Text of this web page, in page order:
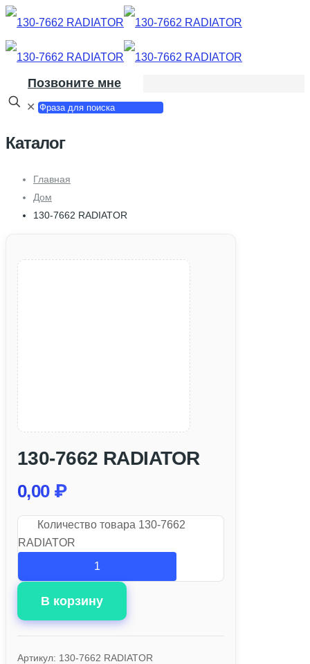
Позвоните мне
✕
Каталог
Главная
Дом
130-7662 RADIATOR
130-7662 RADIATOR
0,00 ₽
Количество товара 130-7662
RADIATOR
В корзину
Артикул: 130-7662 RADIATOR